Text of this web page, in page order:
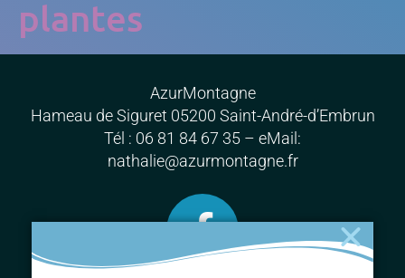
plantes
AzurMontagne
Hameau de Siguret 05200 Saint-André-d’Embrun
Tél : 06 81 84 67 35 – eMail:
nathalie@azurmontagne.fr